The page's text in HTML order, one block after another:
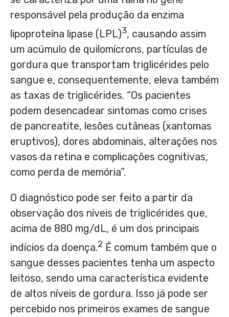
responsável pela produção da enzima
lipoproteína lipase (LPL)3, causando assim
um acúmulo de quilomícrons, partículas de
gordura que transportam triglicérides pelo
sangue e, consequentemente, eleva também
as taxas de triglicérides. “Os pacientes
podem desencadear sintomas como crises
de pancreatite, lesões cutâneas (xantomas
eruptivos), dores abdominais, alterações nos
vasos da retina e complicações cognitivas,
como perda de memória”.
O diagnóstico pode ser feito a partir da
observação dos níveis de triglicérides que,
acima de 880 mg/dL, é um dos principais
indícios da doença.2 É comum também que o
sangue desses pacientes tenha um aspecto
leitoso, sendo uma característica evidente
de altos níveis de gordura. Isso já pode ser
percebido nos primeiros exames de sangue